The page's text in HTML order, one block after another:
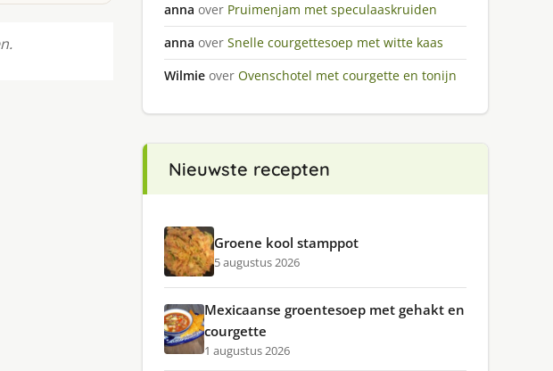
anna over Pruimenjam met speculaaskruiden
anna over Snelle courgettesoep met witte kaas
Wilmie over Ovenschotel met courgette en tonijn
Nieuwste recepten
Groene kool stamppot
5 augustus 2026
Mexicaanse groentesoep met gehakt en
courgette
1 augustus 2026